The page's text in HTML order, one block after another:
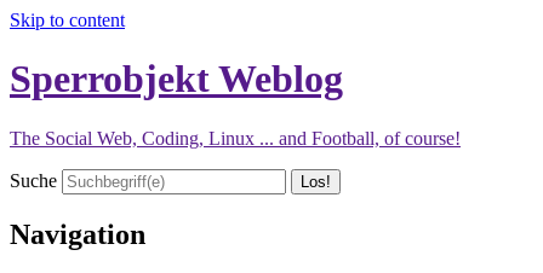
Skip to content
Sperrobjekt Weblog
The Social Web, Coding, Linux ... and Football, of course!
Suche
Navigation